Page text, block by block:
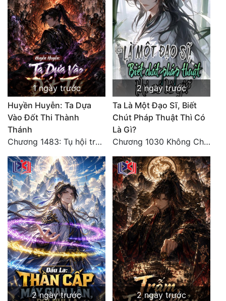
Vô Sỉ
Điềm Đạm
1 ngày trước
Huyền Huyễn: Ta Dựa
Vào Đốt Thi Thành
Thánh
Chương 1483: Tụ hội trước đại chiến
2 ngày trước
Ta Là Một Đạo Sĩ, Biết
Chút Pháp Thuật Thì Có
Là Gì?
Chương 1030 Không Chi Hoàng Nguyên Đại Hư
2 ngày trước
2 ngày trước